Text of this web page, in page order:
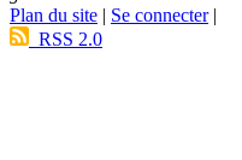
Plan du site | Se connecter|
RSS 2.0